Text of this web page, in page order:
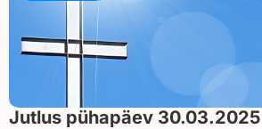
Jutlus pühapäev 30.03.2025